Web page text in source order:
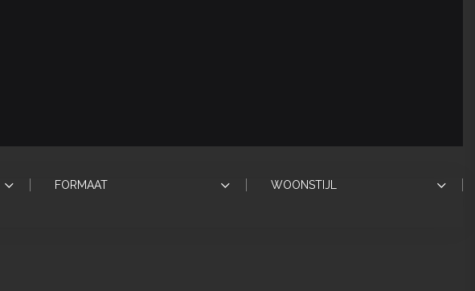
FORMAAT WOONSTIJL